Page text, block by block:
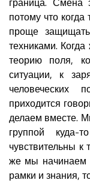
потому что
проще
техниками.
теорию поля,
ситуации, к
человеческих
приходится
делаем вместе.
группой
чувствительны к
же мы начинаем
рамки и знания,